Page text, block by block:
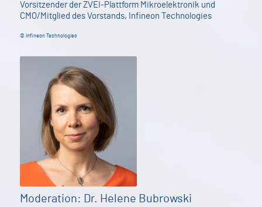
Vorsitzender der ZVEI-Plattform Mikroelektronik und
CMO/Mitglied des Vorstands, Infineon Technologies
© Infineon Technologies
Moderation: Dr. Helene Bubrowski